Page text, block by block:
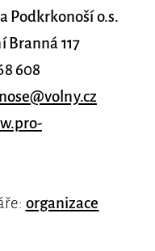
Podkrkonoší o.s.
Branná 117
608
organizace